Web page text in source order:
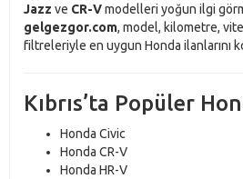
Jazz ve CR-Vmodelleri yoğun ilgi
gelgezgor.com, model, kilometre,
filtreleriyle en uygun Honda ilanlarını
Kıbrıs’ta Popüler
Honda Civic
Honda CR-V
Honda HR-V